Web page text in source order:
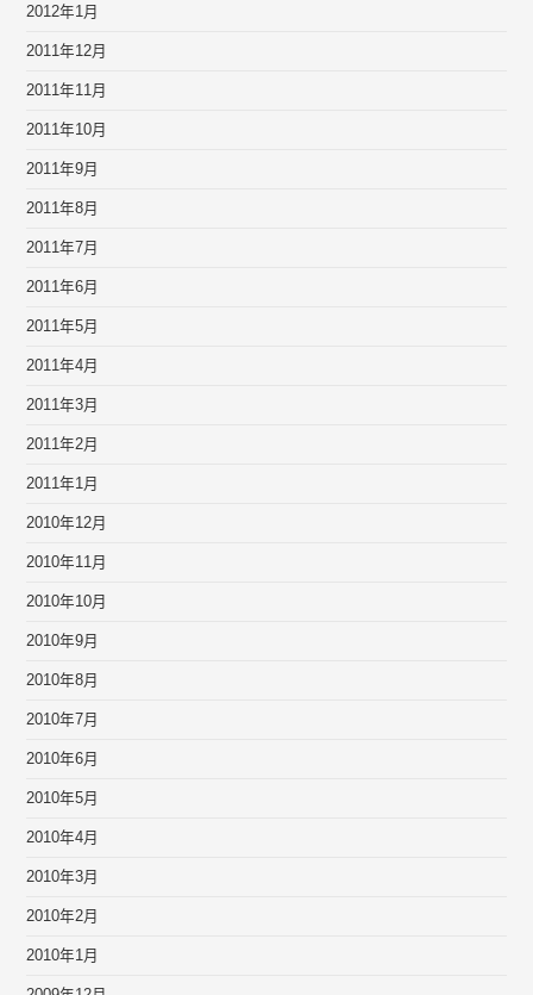
2012年1月
2011年12月
2011年11月
2011年10月
2011年9月
2011年8月
2011年7月
2011年6月
2011年5月
2011年4月
2011年3月
2011年2月
2011年1月
2010年12月
2010年11月
2010年10月
2010年9月
2010年8月
2010年7月
2010年6月
2010年5月
2010年4月
2010年3月
2010年2月
2010年1月